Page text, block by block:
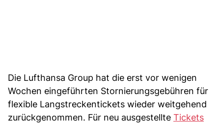
Die Lufthansa Group hat die erst vor wenigen
Wochen eingeführten Stornierungsgebühren für
flexible Langstreckentickets wieder weitgehend
zurückgenommen. Für neu ausgestellte Tickets